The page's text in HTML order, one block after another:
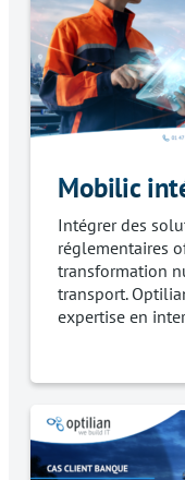
Mobilic
Intégrer des
réglementaires
transformation
transport.
expertise en